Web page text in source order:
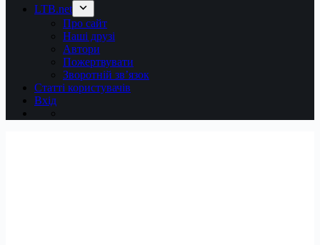
LTB.net
Про сайт
Наші друзі
Автори
Пожертвувати
Зворотній зв’язок
Статті користувачів
Вхід